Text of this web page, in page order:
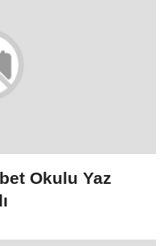
Okulu Yaz